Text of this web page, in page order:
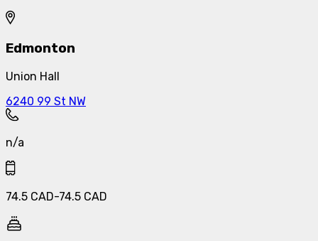
Edmonton
Union Hall
6240 99 St NW
n/a
74.5 CAD-74.5 CAD